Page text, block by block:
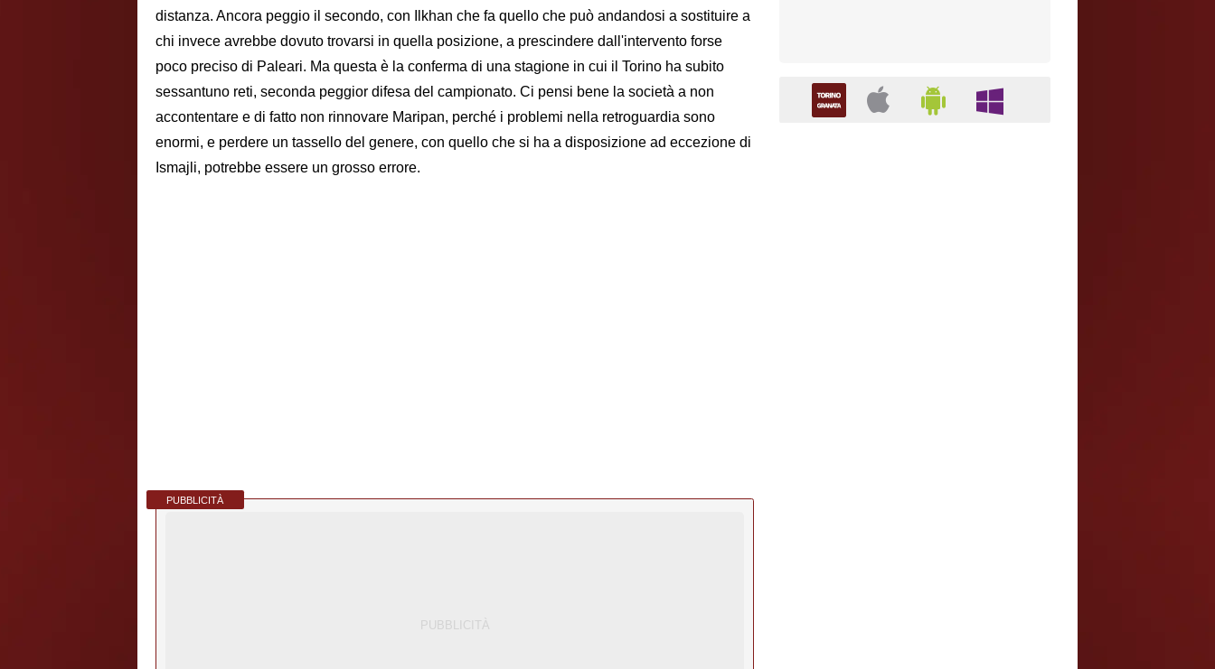
distanza. Ancora peggio il secondo, con Ilkhan che fa quello che può andandosi a sostituire a
chi invece avrebbe dovuto trovarsi in quella posizione, a prescindere dall'intervento forse
poco preciso di Paleari. Ma questa è la conferma di una stagione in cui il Torino ha subito
sessantuno reti, seconda peggior difesa del campionato. Ci pensi bene la società a non
accontentare e di fatto non rinnovare Maripan, perché i problemi nella retroguardia sono
enormi, e perdere un tassello del genere, con quello che si ha a disposizione ad eccezione di
Ismajli, potrebbe essere un grosso errore.
PUBBLICITÀ